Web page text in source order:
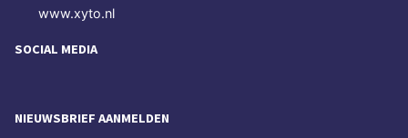
www.xyto.nl
SOCIAL MEDIA
NIEUWSBRIEF AANMELDEN